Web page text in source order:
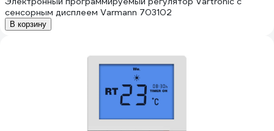
сенсорным дисплеем Varmann 703102
В корзину